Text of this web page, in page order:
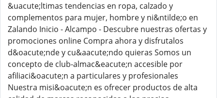
&uacute;ltimas tendencias en ropa, calzado y
complementos para mujer, hombre y ni&ntilde;o en
Zalando Inicio - Alcampo - Descubre nuestras ofertas y
promociones online Compra ahora y disfrutalos
d&oacute;nde y cu&aacute;ndo quieras Somos un
concepto de club-almac&eacute;n accesible por
afiliaci&oacute;n a particulares y profesionales
Nuestra misi&oacute;n es ofrecer productos de alta